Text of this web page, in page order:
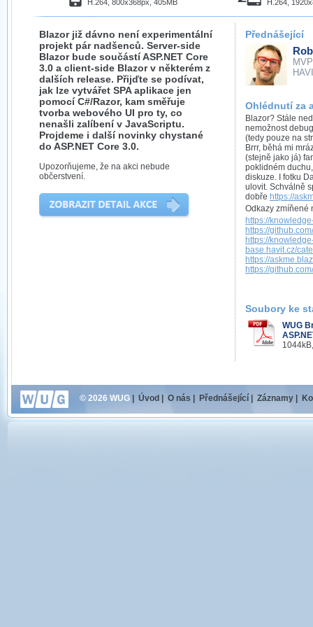
H.264, 800x368px, 405MB H.264,
Blazor již dávno není experimentální
projekt pár nadšenců. Server-side
Blazor bude součástí ASP.NET Core
3.0 a client-side Blazor v některém z
dalších release. Přijďte se podívat,
jak lze vytvářet SPA aplikace jen
pomocí C#/Razor, kam směřuje
tvorba webového UI pro ty, co
nenašli zalíbení v JavaScriptu.
Projdeme i další novinky chystané
do ASP.NET Core 3.0.
Upozorňujeme, že na akci nebude
občerstvení.
Přednášející
MVP
Ohlédnutí za
Blazor? Stále
nemožnost
(tedy pouze na
Brrr, běhá mi
(stejně jako já)
poklidném
diskuze. I fotku
ulovit. Schválně
dobře https://
Odkazy zmíňené
https://
https://
https://
base.havit.cz/
https://
https://
Soubory ke
WUG
© 2026 WUG Úvod O nás Přednášející Záznamy